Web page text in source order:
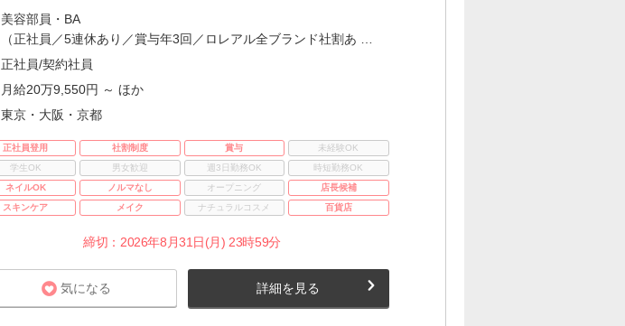
美容部員・BA
（正社員／5連休あり／賞与年3回／ロレアル全ブランド社割あ …
正社員/契約社員
月給20万9,550円 ～ ほか
東京・大阪・京都
正社員登用 社割制度 賞与
未経験OK
学生OK
男女歓迎 週3日勤務OK
時短勤務OK
ネイルOK
ノルマなし オープニング
店長候補
スキンケア
メイク ナチュラルコスメ 百貨店
締切：2026年8月31日(月) 23時59分
気になる 詳細を見る